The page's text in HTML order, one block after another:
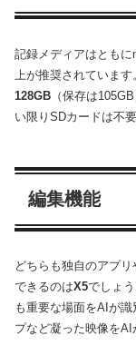
記録メディアはとも
上が推奨されていま
128GB （保存は
い限りSDカードは不要
編集機能
どちらも独自のアプ
できるのはX5でしょ
も重要な場面をAIが
プなど凝った映像をAI